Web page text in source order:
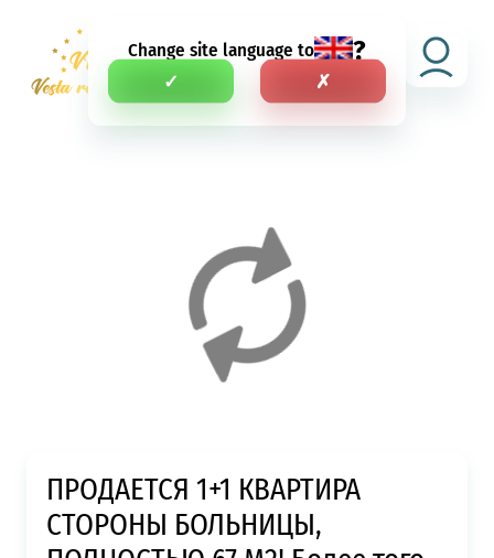
Change site language to ?
✓ ✗
NEI
ПРОДАЕТСЯ 1+1 КВАРТИРА
СТОРОНЫ БОЛЬНИЦЫ,